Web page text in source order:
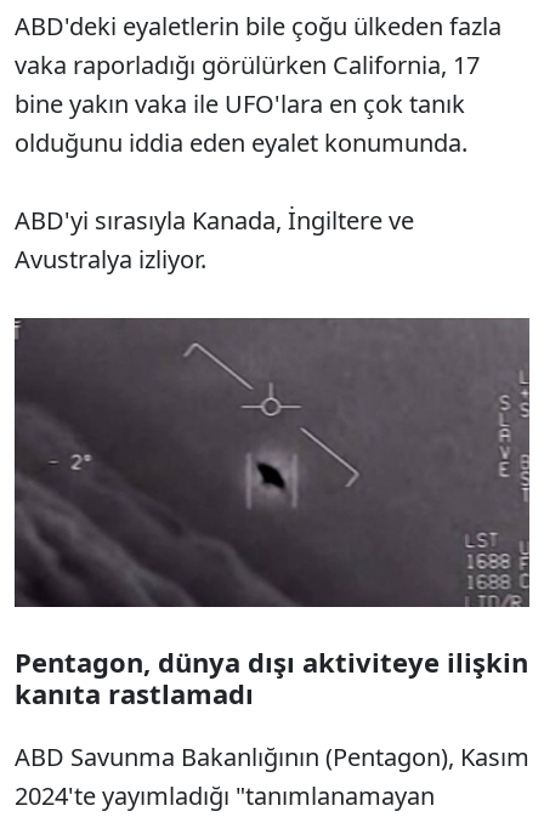
ABD'deki eyaletlerin bile çoğu ülkeden fazla
vaka raporladığı görülürken California, 17
bine yakın vaka ile UFO'lara en çok tanık
olduğunu iddia eden eyalet konumunda.
ABD'yi sırasıyla Kanada, İngiltere ve
Avustralya izliyor.
Pentagon, dünya dışı aktiviteye ilişkin
kanıta rastlamadı
ABD Savunma Bakanlığının (Pentagon), Kasım
2024'te yayımladığı "tanımlanamayan